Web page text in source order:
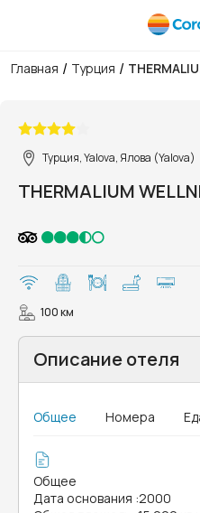
Главная / Турция /
Турция, Yalova, Ялова (Yalova)
THERMALIUM
100 км
Описание отеля
Общее Номера
Общее
Дата основания :2000